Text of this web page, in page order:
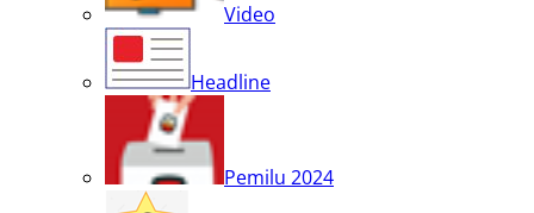
Video
Headline
Pemilu 2024